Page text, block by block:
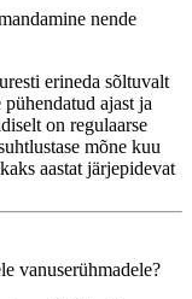
nende
erineda sõltuvalt
ajast ja
on regulaarse
mõne kuu
aastat järjepidevat
vanuserühmadele?